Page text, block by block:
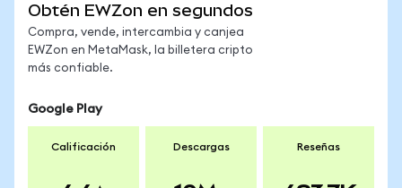
Obtén EWZon en segundos
Compra, vende, intercambia y canjea
EWZon en MetaMask, la billetera cripto
más confiable.
Google Play
Calificación Descargas Reseñas